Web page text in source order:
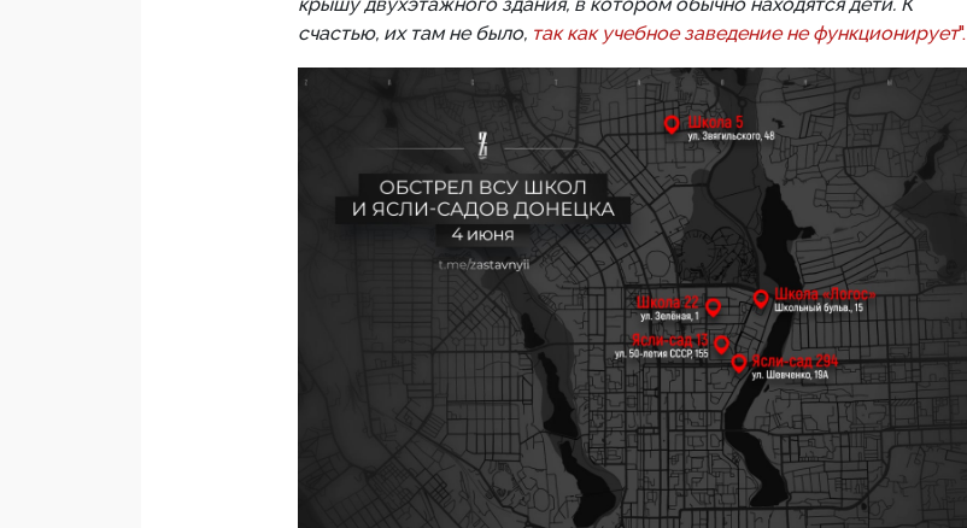
счастью, их там не было, так как учебное заведение не функционирует".